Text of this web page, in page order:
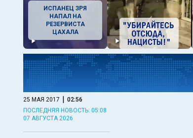
ИСПАНЕЦ ЗРЯ
НАПАЛ НА
РЕЗЕРВИСТА
ЦАХАЛА
25 МАЯ 2017 | 02:56
ПОСЛЕДНЯЯ НОВОСТЬ: 05:08
07 АВГУСТА 2026